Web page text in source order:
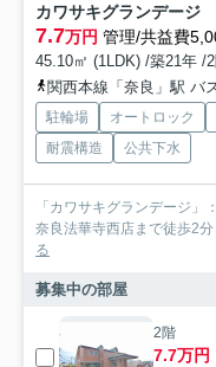
カワサキグランデージ
7.7万円 管理/共益費
45.10㎡ (1LDK) /築21年 /
関西本線「奈良」駅 バ
駐輪場 オートロック
耐震構造
公共下水
「カワサキグランデージ
奈良法華寺西店まで徒歩2
る
募集中の部屋
2階
7.7万円